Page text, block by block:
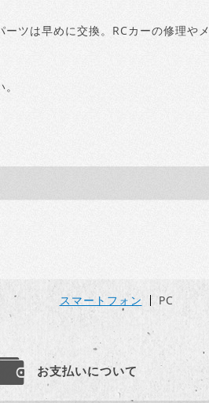
ツは早めに交換。RCカーの修理やメ
スマートフォン PC
お支払いについて